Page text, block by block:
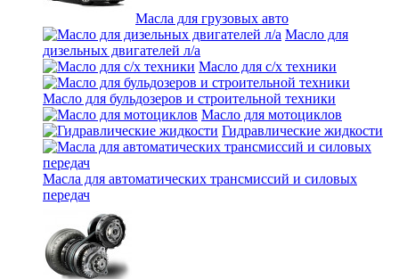
Масла для грузовых авто
Масло для
дизельных двигателей л/а
Масло для с/х техники
Масло для бульдозеров и строительной техники
Масло для мотоциклов
Гидравлические жидкости
Масла для автоматических трансмиссий и силовых
передач